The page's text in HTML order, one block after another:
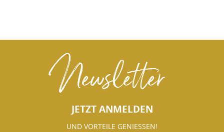
Newsletter
JETZT ANMELDEN
UND VORTEILE GENIESSEN!